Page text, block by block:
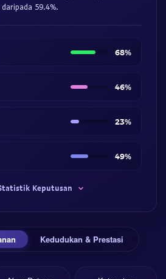
daripada 59.4%.
68%
46%
23%
49%
Keputusan
Kedudukan & Prestasi